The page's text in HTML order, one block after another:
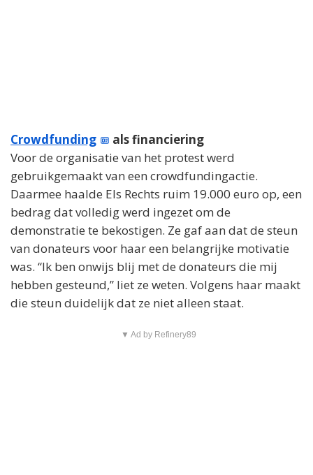
Crowdfunding
als financiering
Voor de organisatie van het protest werd
gebruikgemaakt van een crowdfundingactie.
Daarmee haalde Els Rechts ruim 19.000 euro op, een
bedrag dat volledig werd ingezet om de
demonstratie te bekostigen. Ze gaf aan dat de steun
van donateurs voor haar een belangrijke motivatie
was. “Ik ben onwijs blij met de donateurs die mij
hebben gesteund,” liet ze weten. Volgens haar maakt
die steun duidelijk dat ze niet alleen staat.
▼ Ad by Refinery89